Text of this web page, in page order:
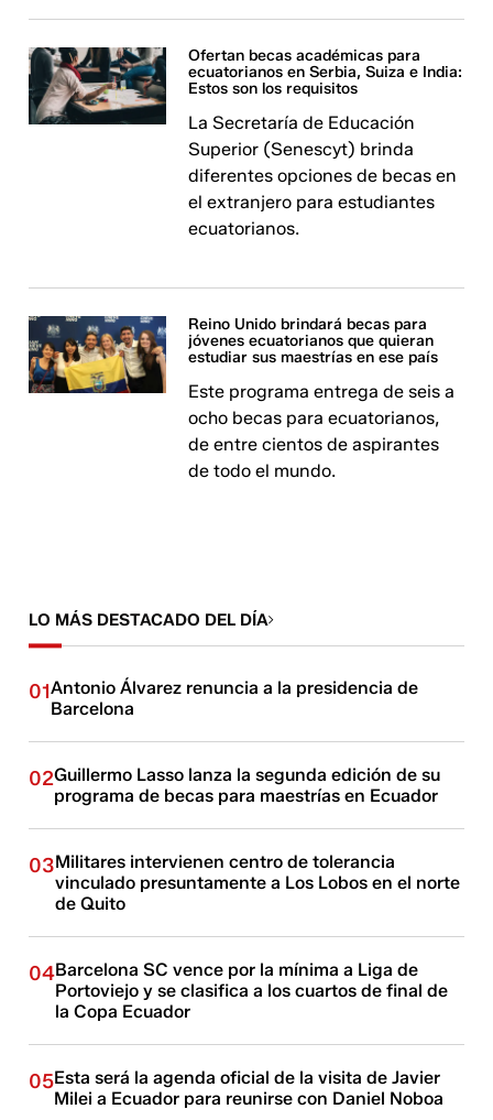
Ofertan becas académicas para
ecuatorianos en Serbia, Suiza e India:
Estos son los requisitos
La Secretaría de Educación
Superior (Senescyt) brinda
diferentes opciones de becas en
el extranjero para estudiantes
ecuatorianos.
Reino Unido brindará becas para
jóvenes ecuatorianos que quieran
estudiar sus maestrías en ese país
Este programa entrega de seis a
ocho becas para ecuatorianos,
de entre cientos de aspirantes
de todo el mundo.
LO MÁS DESTACADO DEL DÍA
01Antonio Álvarez renuncia a la presidencia de
Barcelona
02Guillermo Lasso lanza la segunda edición de su
programa de becas para maestrías en Ecuador
03Militares intervienen centro de tolerancia
vinculado presuntamente a Los Lobos en el norte
de Quito
04Barcelona SC vence por la mínima a Liga de
Portoviejo y se clasifica a los cuartos de final de
la Copa Ecuador
05Esta será la agenda oficial de la visita de Javier
Milei a Ecuador para reunirse con Daniel Noboa